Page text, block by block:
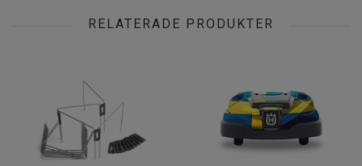
RELATERADE PRODUKTER